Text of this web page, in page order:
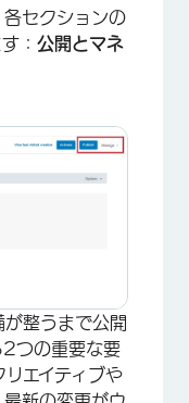
セクションの
： 公開とマネ
整うまで公開
2つの重要な要
エイティブや